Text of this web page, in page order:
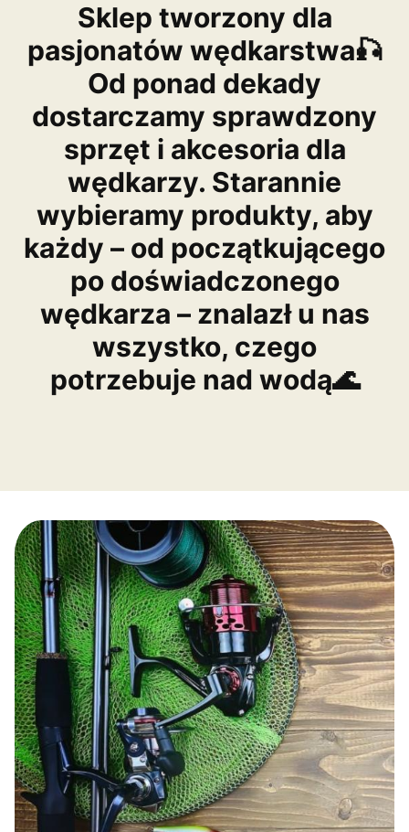
Sklep tworzony dla
pasjonatów wędkarstwa🎣
Od ponad dekady
dostarczamy sprawdzony
sprzęt i akcesoria dla
wędkarzy. Starannie
wybieramy produkty, aby
każdy – od początkującego
po doświadczonego
wędkarza – znalazł u nas
wszystko, czego
potrzebuje nad wodą🌊